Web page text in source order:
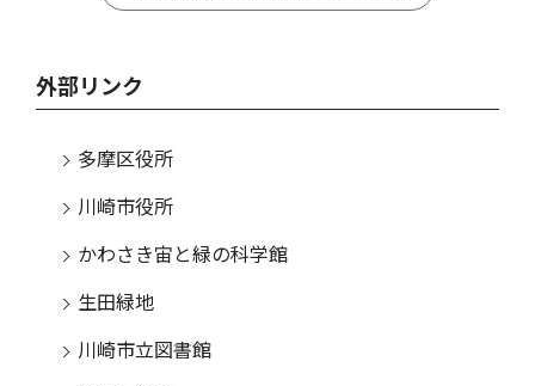
外部リンク
多摩区役所
川崎市役所
かわさき宙と緑の科学館
生田緑地
川崎市立図書館